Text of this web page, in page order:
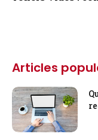
Articles